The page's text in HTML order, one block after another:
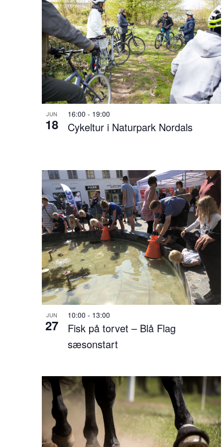
æ
n
d
r
e
r
m
i
n
p
u
t
s
,
o
p
t
e
s
of
events
in
Photo
View
JUN
18 Cykeltur i Naturpark Nordals
16:00 - 19:00
JUN
27
Fisk på torvet – Blå Flag
sæsonstart
10:00 - 13:00